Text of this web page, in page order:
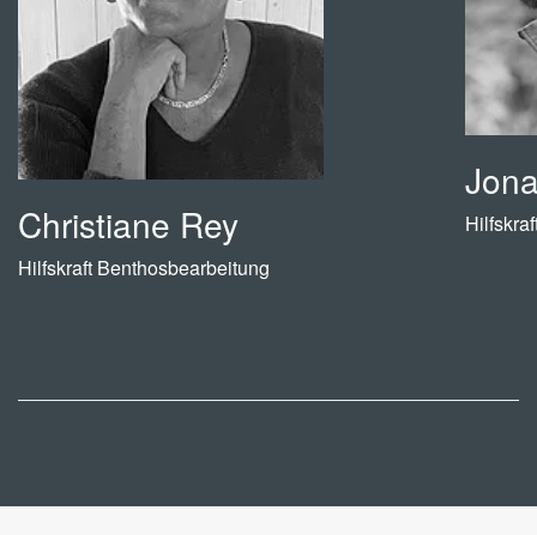
Christiane Rey
Hilfskraft Benthosbearbeitung